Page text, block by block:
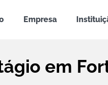
Empresa
em